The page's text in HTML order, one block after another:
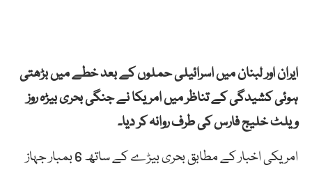
ایران اور لبنان میں اسرائیلی حملوں کے بعد خطے میں بڑھتی
ہوئی کشیدگی کے تناظر میں امریکا نے جنگی بحری بیڑہ روز
ویلٹ خلیج فارس کی طرف روانہ کر دیا۔
امریکی اخبار کے مطابق بحری بیڑے کے ساتھ 6 بمبار جہاز